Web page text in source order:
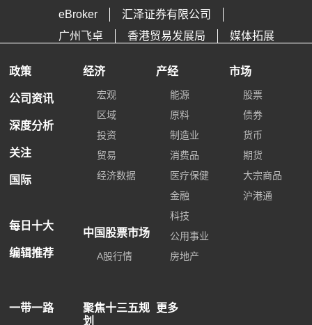
eBroker
汇泽证券有限公司
广州飞卓
香港贸易发展局 媒体拓展
政策
公司资讯
深度分析
关注
国际
每日十大
编辑推荐
经济
宏观
区域
投资
贸易
经济数据
中国股票市场
A股行情
产经
能源
原料
制造业
消费品
医疗保健
金融
科技
公用事业
房地产
市场
股票
债券
货币
期货
大宗商品
沪港通
一带一路
聚焦十三五规
划
更多